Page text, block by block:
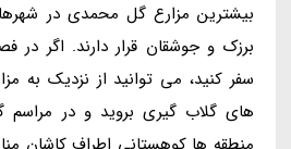
بیشترین مزارع گل محمدی در
برزک و جوشقان قرار دارند. اگر در
سفر کنید، می توانید از نزدیک به
های گلاب گیری بروید و در مراسم